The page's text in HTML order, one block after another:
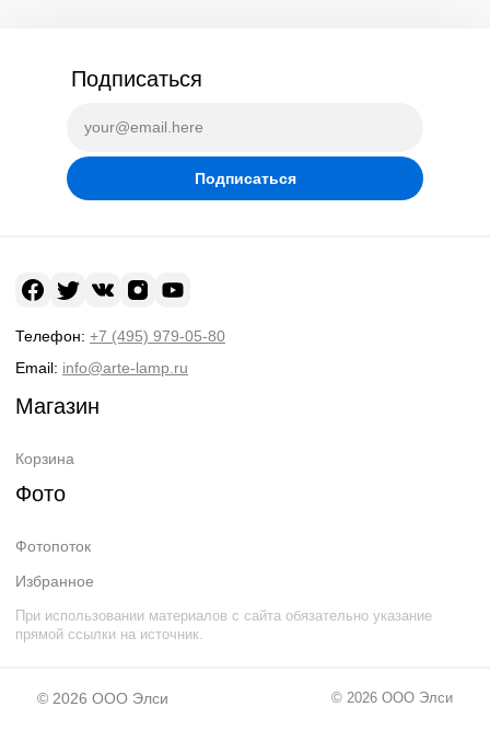
Подписаться
Подписаться
Телефон: +7 (495) 979-05-80
Email: info@arte-lamp.ru
Магазин
Корзина
Фото
Фотопоток
Избранное
При использовании материалов с сайта обязательно указание
прямой ссылки на источник.
© 2026 ООО Элси © 2026 ООО Элси